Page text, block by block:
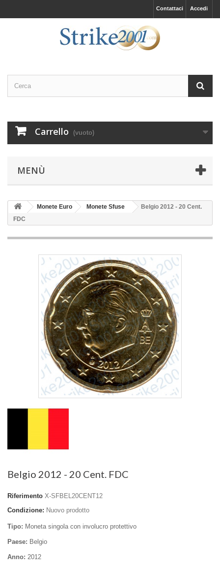
Accedi
Contattaci
Carrello (vuoto)
MENÙ
Monete Euro Monete Sfuse
Belgio 2012 - 20 Cent.
FDC
Belgio 2012 - 20 Cent. FDC
Riferimento X-SFBEL20CENT12
Condizione: Nuovo prodotto
Tipo: Moneta singola con involucro protettivo
Paese: Belgio
Anno: 2012